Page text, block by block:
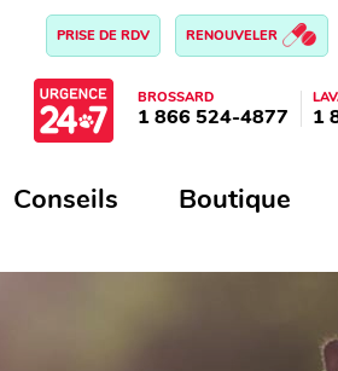
PRISE DE RDV RENOUVELER
BROSSARD
1 866 524-4877 1
Conseils Boutique